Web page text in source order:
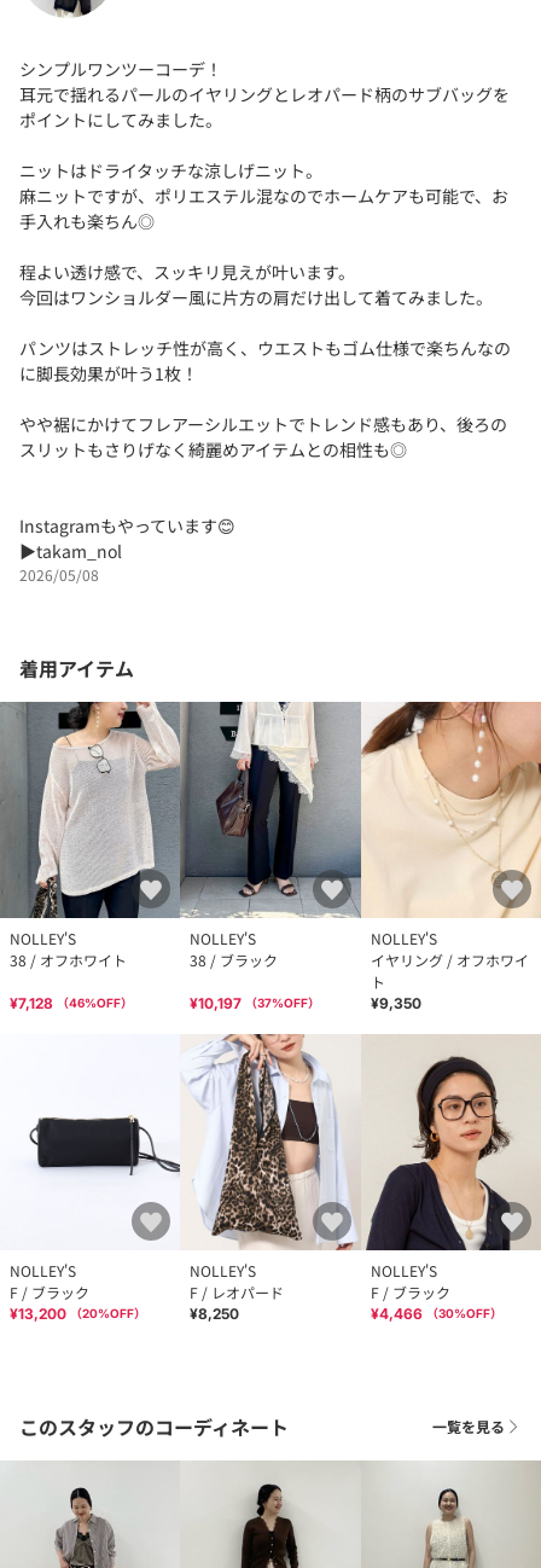
シンプルワンツーコーデ！
耳元で揺れるパールのイヤリングとレオパード柄のサブバッグを
ポイントにしてみました。
ニットはドライタッチな涼しげニット。
麻ニットですが、ポリエステル混なのでホームケアも可能で、お
手入れも楽ちん◎
程よい透け感で、スッキリ見えが叶います。
今回はワンショルダー風に片方の肩だけ出して着てみました。
パンツはストレッチ性が高く、ウエストもゴム仕様で楽ちんなの
に脚長効果が叶う1枚！
やや裾にかけてフレアーシルエットでトレンド感もあり、後ろの
スリットもさりげなく綺麗めアイテムとの相性も◎
Instagramもやっています😊
▶︎takam_nol
2026/05/08
着用アイテム
NOLLEY'S
38 / オフホワイト
¥7,128 （46%OFF）
NOLLEY'S
38 / ブラック
¥10,197 （37%OFF）
NOLLEY'S
イヤリング / オフホワイ
ト
¥9,350
NOLLEY'S
F / ブラック
¥13,200 （20%OFF）
NOLLEY'S
F / レオパード
¥8,250
NOLLEY'S
F / ブラック
¥4,466 （30%OFF）
このスタッフのコーディネート 一覧を見る